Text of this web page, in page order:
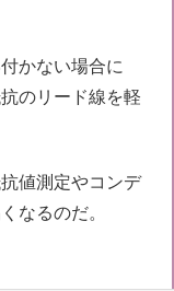
かない場合に
のリード線を軽
値測定やコンデ
なるのだ。